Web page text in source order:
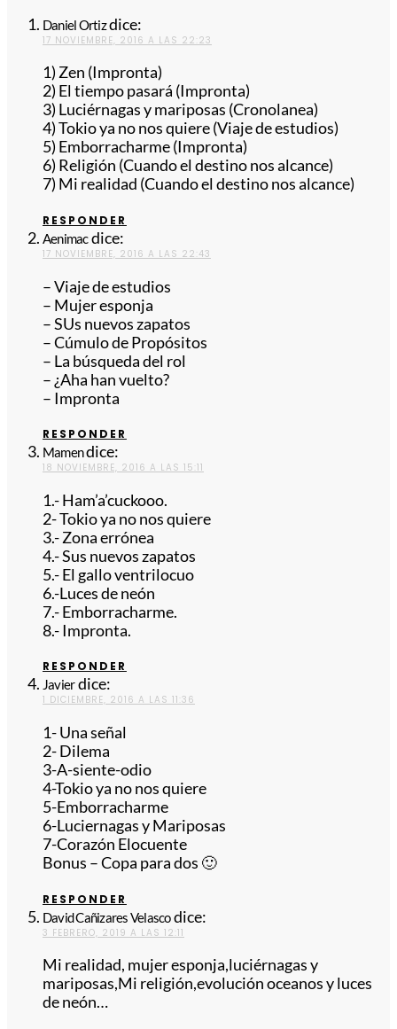
Daniel Ortizdice:
17 NOVIEMBRE, 2016 A LAS 22:23
1) Zen (Impronta)
2) El tiempo pasará (Impronta)
3) Luciérnagas y mariposas (Cronolanea)
4) Tokio ya no nos quiere (Viaje de estudios)
5) Emborracharme (Impronta)
6) Religión (Cuando el destino nos alcance)
7) Mi realidad (Cuando el destino nos alcance)
RESPONDER
Aenimacdice:
17 NOVIEMBRE, 2016 A LAS 22:43
– Viaje de estudios
– Mujer esponja
– SUs nuevos zapatos
– Cúmulo de Propósitos
– La búsqueda del rol
– ¿Aha han vuelto?
– Impronta
RESPONDER
Mamendice:
18 NOVIEMBRE, 2016 A LAS 15:11
1.- Ham’a’cuckooo.
2- Tokio ya no nos quiere
3.- Zona errónea
4.- Sus nuevos zapatos
5.- El gallo ventrilocuo
6.-Luces de neón
7.- Emborracharme.
8.- Impronta.
RESPONDER
Javierdice:
1 DICIEMBRE, 2016 A LAS 11:36
1- Una señal
2- Dilema
3-A-siente-odio
4-Tokio ya no nos quiere
5-Emborracharme
6-Luciernagas y Mariposas
7-Corazón Elocuente
Bonus – Copa para dos 🙂
RESPONDER
David Cañizares Velascodice:
3 FEBRERO, 2019 A LAS 12:11
Mi realidad, mujer esponja,luciérnagas y
mariposas,Mi religión,evolución oceanos y luces
de neón…